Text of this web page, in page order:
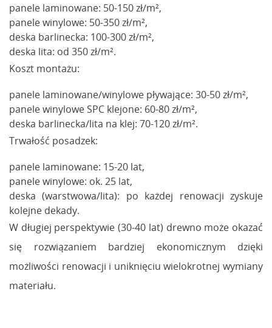
panele laminowane: 50-150 zł/m²,
panele winylowe: 50-350 zł/m²,
deska barlinecka: 100-300 zł/m²,
deska lita: od 350 zł/m².
Koszt montażu:
panele laminowane/winylowe pływające: 30-50 zł/m²,
panele winylowe SPC klejone: 60-80 zł/m²,
deska barlinecka/lita na klej: 70-120 zł/m².
Trwałość posadzek:
panele laminowane: 15-20 lat,
panele winylowe: ok. 25 lat,
deska (warstwowa/lita): po każdej renowacji zyskuje
kolejne dekady.
W długiej perspektywie (30-40 lat) drewno może okazać
się rozwiązaniem bardziej ekonomicznym dzięki
możliwości renowacji i uniknięciu wielokrotnej wymiany
materiału.